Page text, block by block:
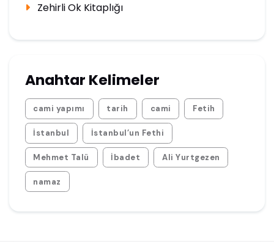
Zehirli Ok Kitaplığı
Anahtar Kelimeler
cami yapımı tarih cami Fetih
İstanbul İstanbul’un Fethi
Mehmet Talü İbadet Ali Yurtgezen
namaz